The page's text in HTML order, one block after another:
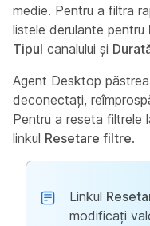
medie. Pentru a filtra
listele derulante pentru
Tipul canalului și
Agent Desktop
deconectați,
Pentru a reseta filtrele
linkul Resetare filtre.
Linkul
modificați